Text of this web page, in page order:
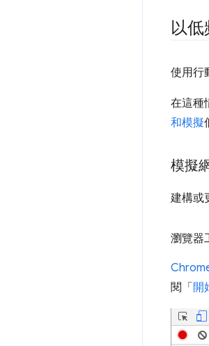
以
使用行
在這種
和模擬
模擬
建構或
瀏覽器
閱「 開